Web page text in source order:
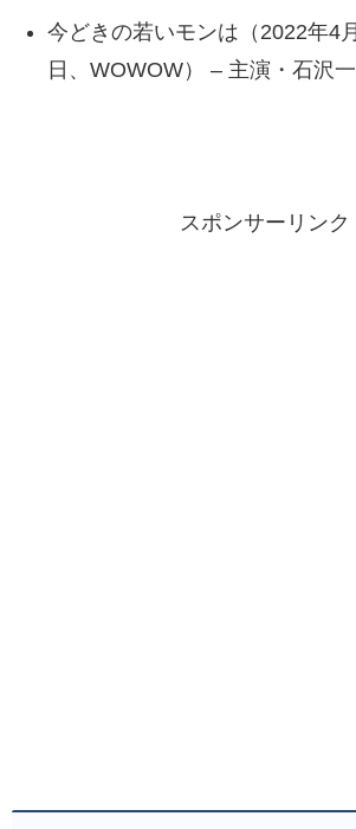
今どきの若いモンは（2022年4
日、WOWOW） – 主演・石沢
スポンサーリンク